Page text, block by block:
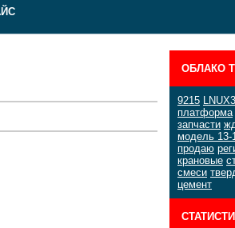
ОБЛАКО
9215
платформа
запчасти
модель 13-
продаю
крановые
смеси
цемент